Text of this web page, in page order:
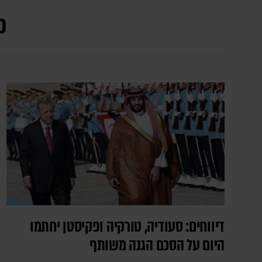
דיווחים: סעודיה, טורקיה ופקיסטן יחתמו
היום על הסכם הגנה משותף